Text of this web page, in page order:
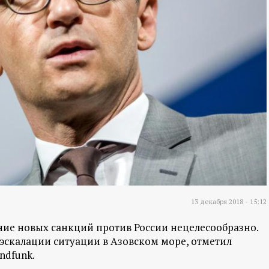
13 декабря 2018 - 15:12
новых санкций против России нецелесообразно.
ситуации в Азовском море, отметил